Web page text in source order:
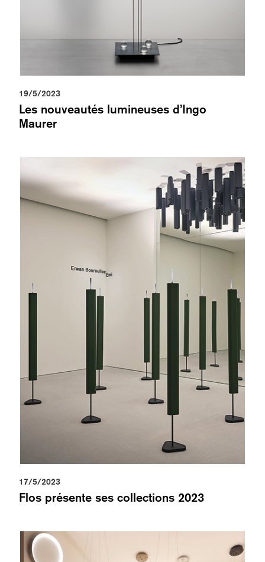
19/5/2023
Les nouveautés lumineuses d’Ingo
Maurer
17/5/2023
Flos présente ses collections 2023